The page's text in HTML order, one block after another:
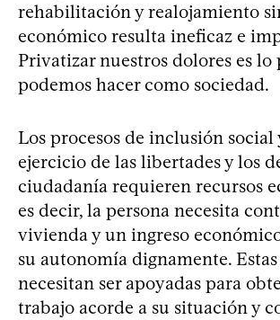
rehabilitación y realojamiento
económico resulta ineficaz e
Privatizar nuestros dolores es lo
podemos hacer como sociedad.
Los procesos de inclusión social
ejercicio de las libertades y los
ciudadanía requieren recursos
es decir, la persona necesita
vivienda y un ingreso
su autonomía dignamente.
necesitan ser apoyadas para
trabajo acorde a su situación y